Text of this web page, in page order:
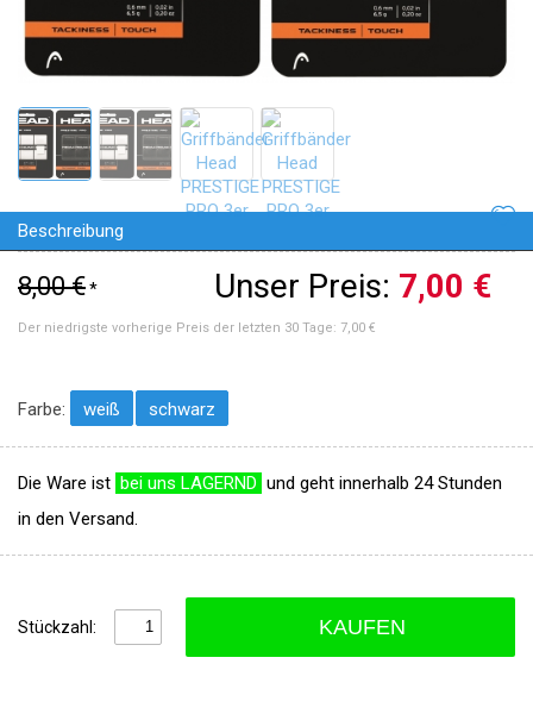
Beschreibung
8,00 €* Unser Preis: 7,00 €
Der niedrigste vorherige Preis der letzten 30 Tage: 7,00 €
Farbe: weiß schwarz
Die Ware ist bei uns LAGERND und geht innerhalb 24 Stunden
in den Versand.
Stückzahl: KAUFEN